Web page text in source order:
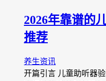
2026年靠谱的
推荐
养生资讯
开篇引言 儿童助听器